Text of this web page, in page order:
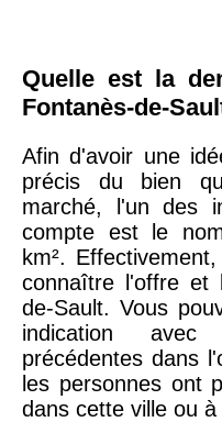
Quelle est la
Fontanès-de-
Afin d'avoir une
précis du bien
marché, l'un des
compte est le
km².
connaître l'offre et
de-Sault. Vous
indication
précédentes dans
les personnes ont
dans cette ville ou à